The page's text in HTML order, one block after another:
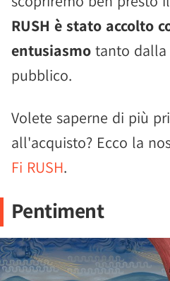
RUSH è stato accolto
entusiasmo tanto
pubblico.
Volete saperne di più
all'acquisto? Ecco la
Fi RUSH.
Pentiment